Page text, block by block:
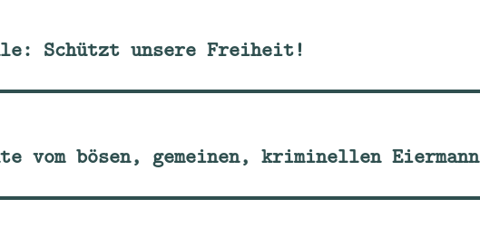
Schützt unsere Freiheit!
vom bösen, gemeinen, kriminellen Eiermann